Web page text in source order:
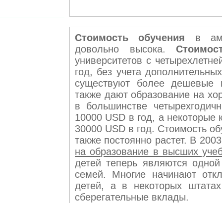
Стоимость обучения в
довольно высока.
университетов с
год, без учета
существуют более дешевые
также дают образование на
в большинстве
10000 USD в год, а
30000 USD в год. Стоимость
также постоянно растет. В
на образование в высших
детей теперь являются
семей. Многие начинают
детей, а в некоторых
сберегательные вклады.